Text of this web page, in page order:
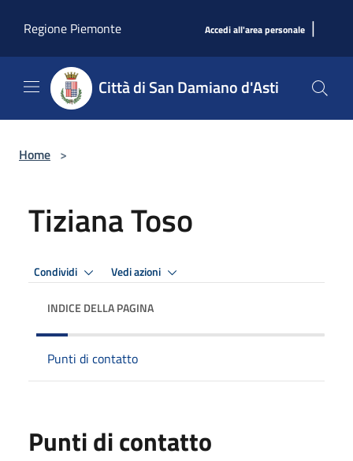
Regione Piemonte
Accedi all'area personale |
Città di San Damiano d'Asti
Home >
Tiziana Toso
Condividi Vedi azioni
INDICE DELLA PAGINA
Punti di contatto
Punti di contatto